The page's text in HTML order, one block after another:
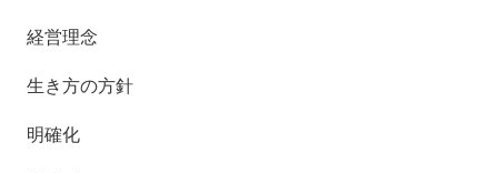
経営理念
生き方の方針
明確化